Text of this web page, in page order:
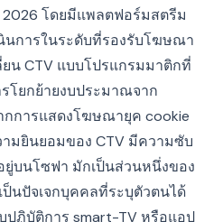
โดยมีแพลตฟอร์มสตรีม
การในระดับที่รองรับโฆษณา
ยน CTV แบบโปรแกรมมาติกที่
โยกย้ายงบประมาณจาก
กการแสดงโฆษณายุค cookie
มยินยอมของ CTV มีความซับ
บนโซฟา มักเป็นส่วนหนึ่งของ
ป็นปัจเจกบุคคลที่ระบุตัวตนได้
ฏิบัติการ smart-TV หรือแอป